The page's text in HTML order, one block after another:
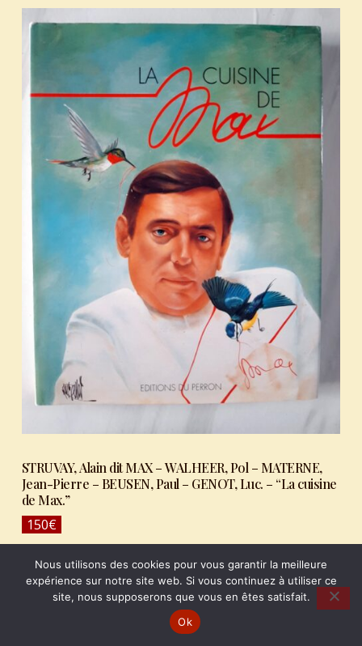
STRUVAY, Alain dit MAX – WALHEER, Pol – MATERNE,
Jean-Pierre – BEUSEN, Paul – GENOT, Luc. – “La cuisine
de Max.”
150€
Nous utilisons des cookies pour vous garantir la meilleure
expérience sur notre site web. Si vous continuez à utiliser ce
site, nous supposerons que vous en êtes satisfait.
Ok